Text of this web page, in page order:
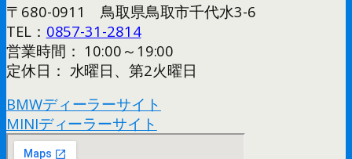
〒680-0911 鳥取県鳥取市千代水3-6
TEL： 0857-31-2814
営業時間： 10:00～19:00
定休日： 水曜日、第2火曜日
BMWディーラーサイト
MINIディーラーサイト